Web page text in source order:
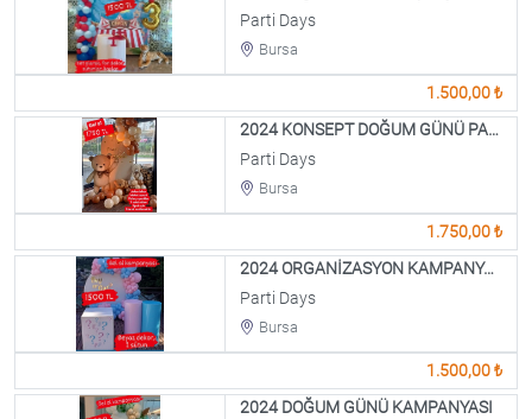
Parti Days
Bursa
1.500,00 ₺
2024 KONSEPT DOĞUM GÜNÜ PAKETİ
Parti Days
Bursa
1.750,00 ₺
2024 ORGANİZASYON KAMPANYASI
Parti Days
Bursa
1.500,00 ₺
2024 DOĞUM GÜNÜ KAMPANYASI